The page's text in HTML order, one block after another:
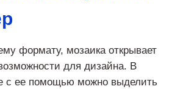
формату, мозаика открывает
для дизайна. В
с ее помощью можно выделить